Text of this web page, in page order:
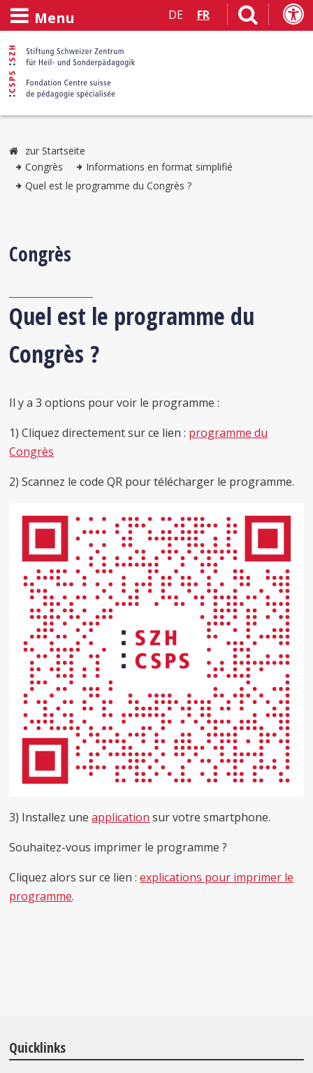
Menu DE FR
zur Startseite
Congrès
Informations en format simplifié
Quel est le programme du Congrès ?
Congrès
Quel est le programme du
Congrès ?
Il y a 3 options pour voir le programme :
1) Cliquez directement sur ce lien : programme du
Congrès
2) Scannez le code QR pour télécharger le programme.
3) Installez uneapplication sur votre smartphone.
Souhaitez-vous imprimer le programme ?
Cliquez alors sur ce lien :explications pour imprimer le
programme.
Quicklinks